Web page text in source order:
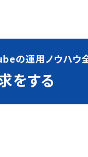
の運用ノウハウ
をする